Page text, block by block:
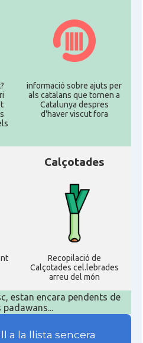
informació sobre ajuts per
als catalans que tornen a
Catalunya despres
d'haver viscut fora
Calçotades
Recopilació de
Calçotades cel.lebrades
arreu del món
estan encara pendents de
padawans...
a la llista sencera